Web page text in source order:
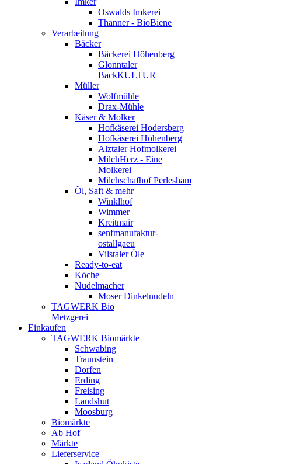
Oswalds Imkerei
Thanner - BioBiene
Verarbeitung
Bäcker
Bäckerei Höhenberg
Glonntaler
BackKULTUR
Müller
Wolfmühle
Drax-Mühle
Käser & Molker
Hofkäserei Hodersberg
Hofkäserei Höhenberg
Alztaler Hofmolkerei
MilchHerz - Eine
Molkerei
Milchschafhof Perlesham
Öl, Saft & mehr
Winklhof
Wimmer
Kreitmair
senfmanufaktur-
ostallgaeu
Vilstaler Öle
Ready-to-eat
Köche
Nudelmacher
Moser Dinkelnudeln
TAGWERK Bio
Metzgerei
Einkaufen
TAGWERK Biomärkte
Schwabing
Traunstein
Dorfen
Erding
Freising
Landshut
Moosburg
Biomärkte
Ab Hof
Märkte
Lieferservice